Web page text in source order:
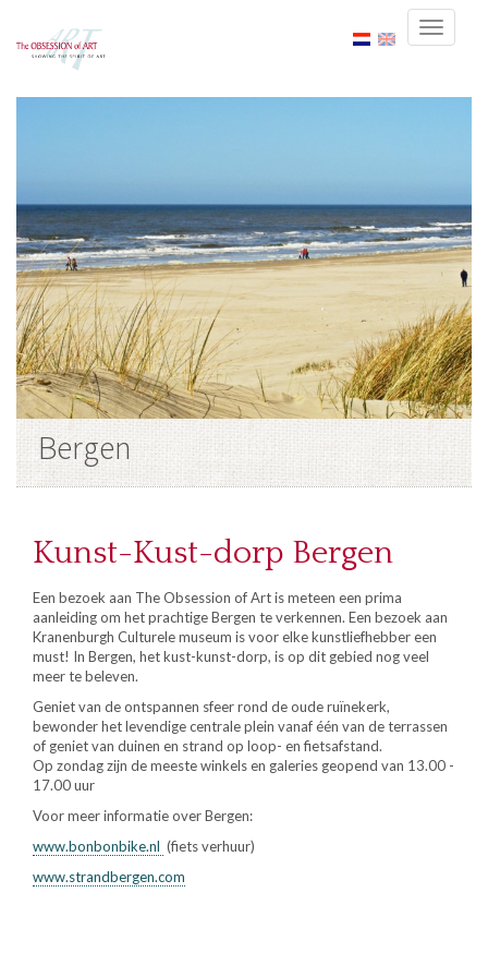
Bergen
Kunst-Kust-dorp Bergen
Een bezoek aan The Obsession of Art is meteen een prima
aanleiding om het prachtige Bergen te verkennen. Een bezoek aan
Kranenburgh Culturele museum is voor elke kunstliefhebber een
must! In Bergen, het kust-kunst-dorp, is op dit gebied nog veel
meer te beleven.
Geniet van de ontspannen sfeer rond de oude ruïnekerk,
bewonder het levendige centrale plein vanaf één van de terrassen
of geniet van duinen en strand op loop- en fietsafstand.
Op zondag zijn de meeste winkels en galeries geopend van 13.00 -
17.00 uur
Voor meer informatie over Bergen:
www.bonbonbike.nl (fiets verhuur)
www.strandbergen.com